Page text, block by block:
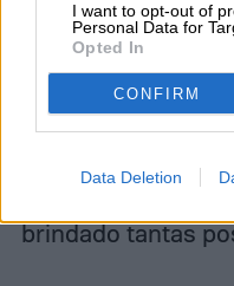
I want to opt-out of
Personal Data for
Opted In
CONFIRM
Data Deletion
aumentar o
secuencias
podrás activar la
en el aparato.
brindado tantas